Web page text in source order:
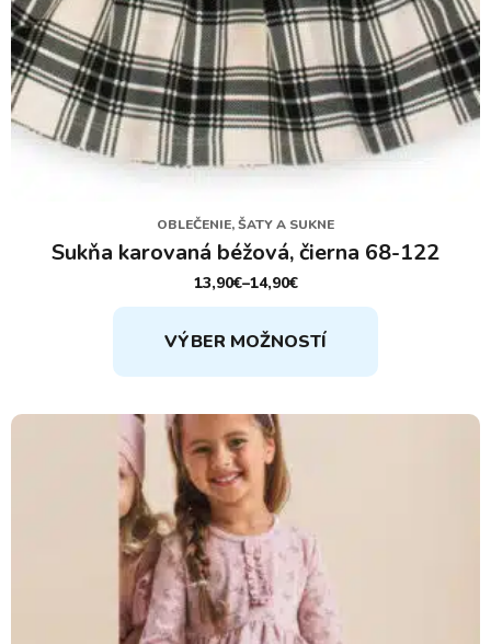
OBLEČENIE, ŠATY A SUKNE
Sukňa karovaná béžová, čierna 68-122
13,90€–14,90€
PRICE
RANGE:
13,90€
THROUGH
VÝBER MOŽNOSTÍ
Tento
produkt
má
variantov.
Možnosti
si
môžete
vybrať
na
stránke
produktu.